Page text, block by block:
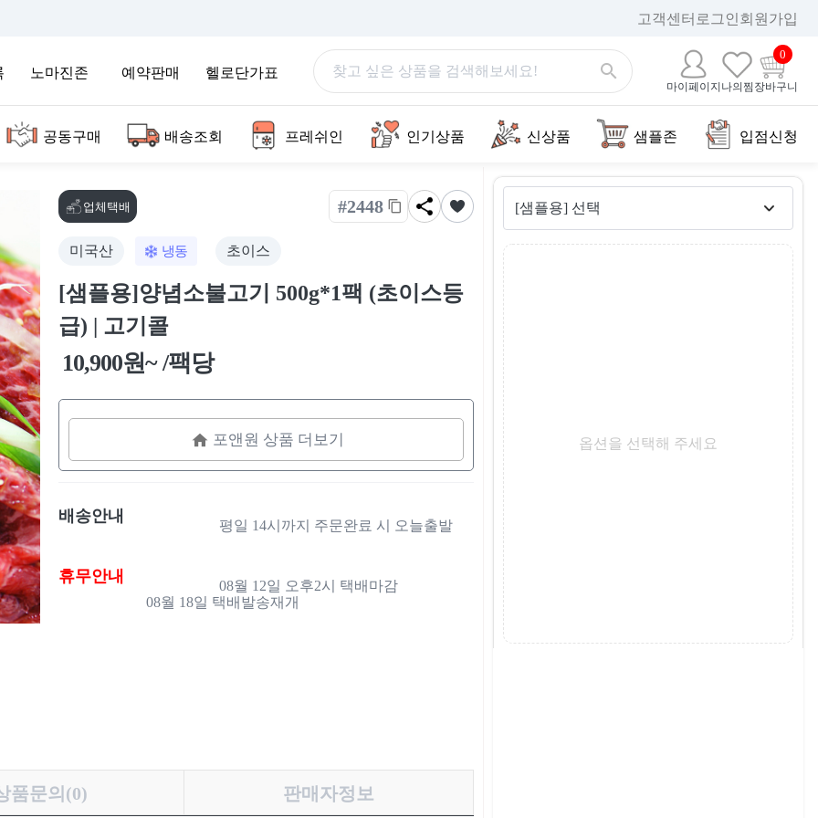
고객센터 로그인 회원가입
노마진존 예약판매 헬로단가표
마이페이지 나의찜 장바구니
0
공동구매 배송조회 프레쉬인 인기상품 신상품 샘플존 입점신청
업체택배 #2448
미국산 냉동 초이스
[샘플용]양념소불고기 500g*1팩 (초이스등
급) | 고기콜
10,900원~ /팩당
포앤원 상품 더보기
배송안내
휴무안내
08월 18일 택배발송재개
품문의(0) 판매자정보
옵션을 선택해 주세요